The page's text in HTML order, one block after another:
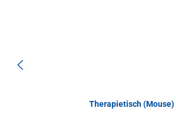
Therapietisch (Mouse)